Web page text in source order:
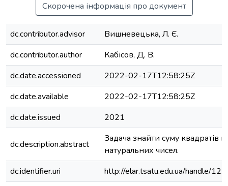
Скорочена інформація про документ
dc.contributor.advisor
Вишневецька, Л. Є.
dc.contributor.author
Кабісов, Д. В.
dc.date.accessioned
2022-02-17T12:58:25Z
dc.date.available
2022-02-17T12:58:25Z
dc.date.issued
2021
dc.description.abstract
Задача знайти суму квадратів
натуральних чисел.
dc.identifier.uri
http://elar.tsatu.edu.ua/handle/